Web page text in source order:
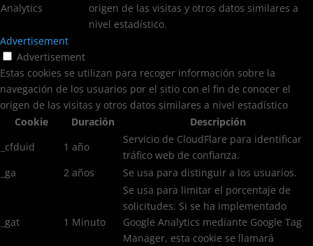
Analytics
origen de las visitas y otros datos similares a
nivel estadístico.
Advertisement
Advertisement
Estas cookies se utilizan para recoger información sobre la
navegación de los usuarios por el sitio con el fin de conocer el
origen de las visitas y otros datos similares a nivel estadístico
Cookie
Duración
Descripción
_cfduid
1 año
Servicio de CloudFlare para identificar
tráfico web de confianza.
_ga
2 años Se usa para distinguir a los usuarios.
_gat 1 Minuto
Se usa para limitar el porcentaje de
solicitudes. Si se ha implementado
Google Analytics mediante Google Tag
Manager, esta cookie se llamará